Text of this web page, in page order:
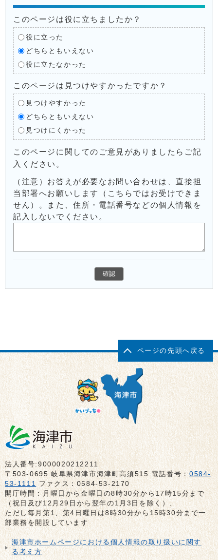
このページは役に立ちましたか？
役に立った
どちらともいえない
役に立たなかった
このページは見つけやすかったですか？
見つけやすかった
どちらともいえない
見つけにくかった
このページに関してのご意見がありましたらご記
入ください。
（注意）お答えが必要なお問い合わせは、直接担
当部署へお願いします（こちらではお受けできま
せん）。また、住所・電話番号などの個人情報を
記入しないでください。
ページの先頭へ戻る
法人番号:9000020212211
〒503-0695 岐阜県海津市海津町高須515 電話番号：0584-
53-1111 ファクス：0584-53-2170
開庁時間：月曜日から金曜日の8時30分から17時15分まで
（祝日及び12月29日から翌年の1月3日を除く）、
ただし毎月第1、第4日曜日は8時30分から15時30分まで一
部業務を開設しています
海津市ホームページにおける個人情報の取り扱いに関す
る考え方